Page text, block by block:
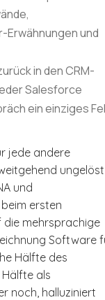
und
in den CRM-
Salesforce
ein einziges
jede andere
und
ersten
die mehrsprachige
Software
Hälfte des
als
noch, halluziniert